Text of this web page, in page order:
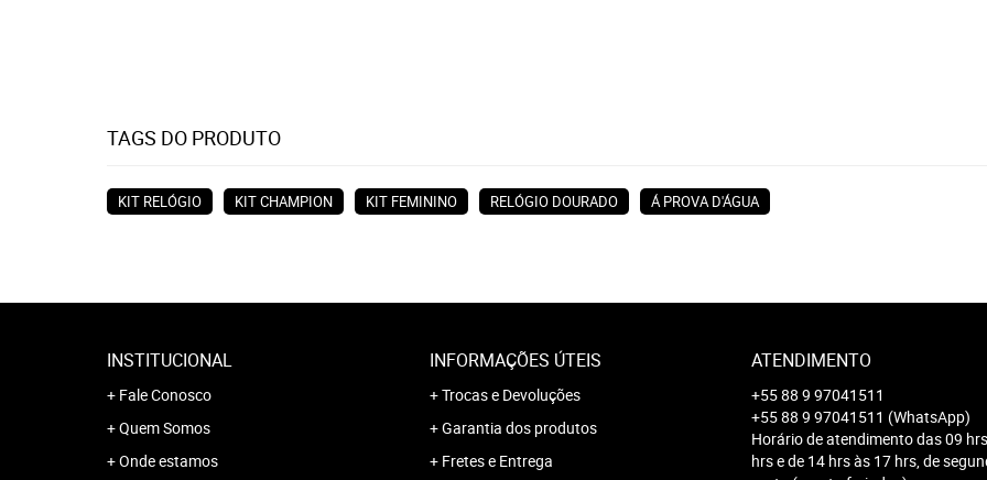
TAGS DO PRODUTO
KIT RELÓGIO KIT CHAMPION KIT FEMININO RELÓGIO DOURADO Á PROVA D'ÁGUA
INSTITUCIONAL
Fale Conosco
Quem Somos
Onde estamos
INFORMAÇÕES ÚTEIS
Trocas e Devoluções
Garantia dos produtos
Fretes e Entrega
ATENDIMENTO
+55 88 9 97041511
+55 88 9 97041511 (WhatsApp)
Horário de atendimento das 09
hrs e de 14 hrs às 17 hrs, de